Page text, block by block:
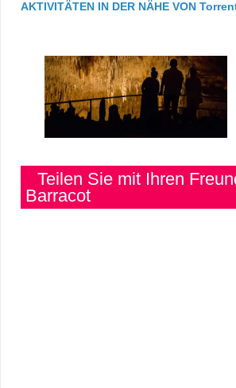
AKTIVITÄTEN IN DER NÄHE VON
Teilen Sie mit Ihren
Barracot